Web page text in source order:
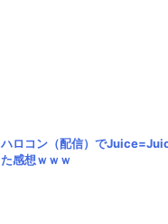
ハロコン（配信）で
た感想ｗｗｗ